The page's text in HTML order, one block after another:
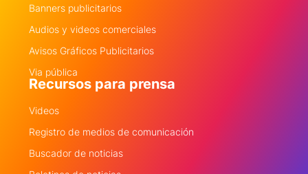
Banners publicitarios
Audios y videos comerciales
Avisos Gráficos Publicitarios
Via pública
Recursos para prensa
Videos
Registro de medios de comunicación
Buscador de noticias